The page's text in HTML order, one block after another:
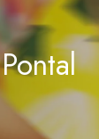
Pontal